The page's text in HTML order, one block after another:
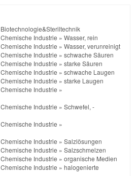
Biotechnologie&Steriltechnik
Chemische Industrie » Wasser, rein
Chemische Industrie » Wasser, verunreinigt
Chemische Industrie » schwache Säuren
Chemische Industrie » starke Säuren
Chemische Industrie » schwache Laugen
Chemische Industrie » starke Laugen
Chemische Industrie »
Chemische Industrie » Schwefel, -
Chemische Industrie »
Chemische Industrie » Salzlösungen
Chemische Industrie » Salzschmelzen
Chemische Industrie » organische Medien
Chemische Industrie » halogenierte